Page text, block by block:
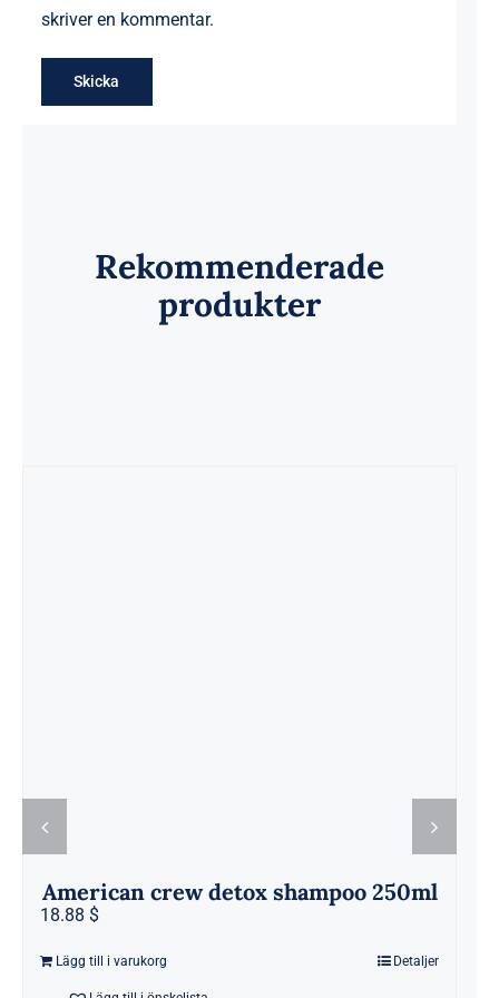
skriver en kommentar.
Rekommenderade
produkter
American crew detox shampoo 250ml
18.88 $
Lägg till i varukorg Detaljer